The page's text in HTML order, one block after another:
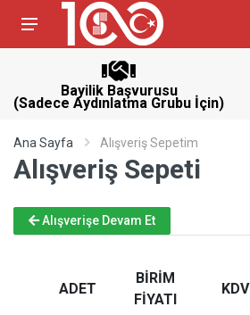
Bayilik Başvurusu
(Sadece Aydınlatma Grubu İçin)
Ana Sayfa Alışveriş Sepetim
Alışveriş Sepeti
Alışverişe Devam Et
ADET
BİRİM
FİYATI
KDV